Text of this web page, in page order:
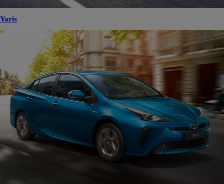
Yaris